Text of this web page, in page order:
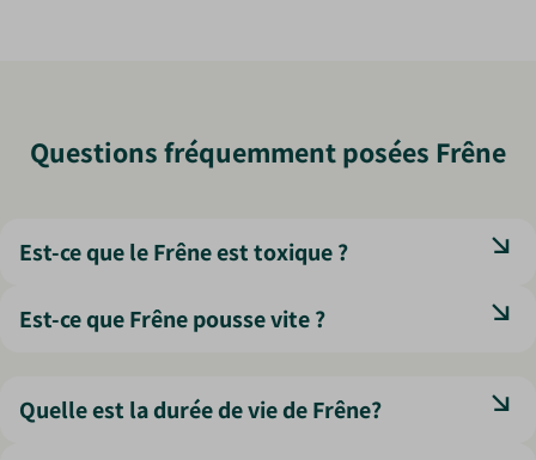
Questions fréquemment posées Frêne
Est-ce que le Frêne est toxique ?
animaux domestiques.
Est-ce que Frêne pousse vite ?
Quelle est la durée de vie de Frêne?